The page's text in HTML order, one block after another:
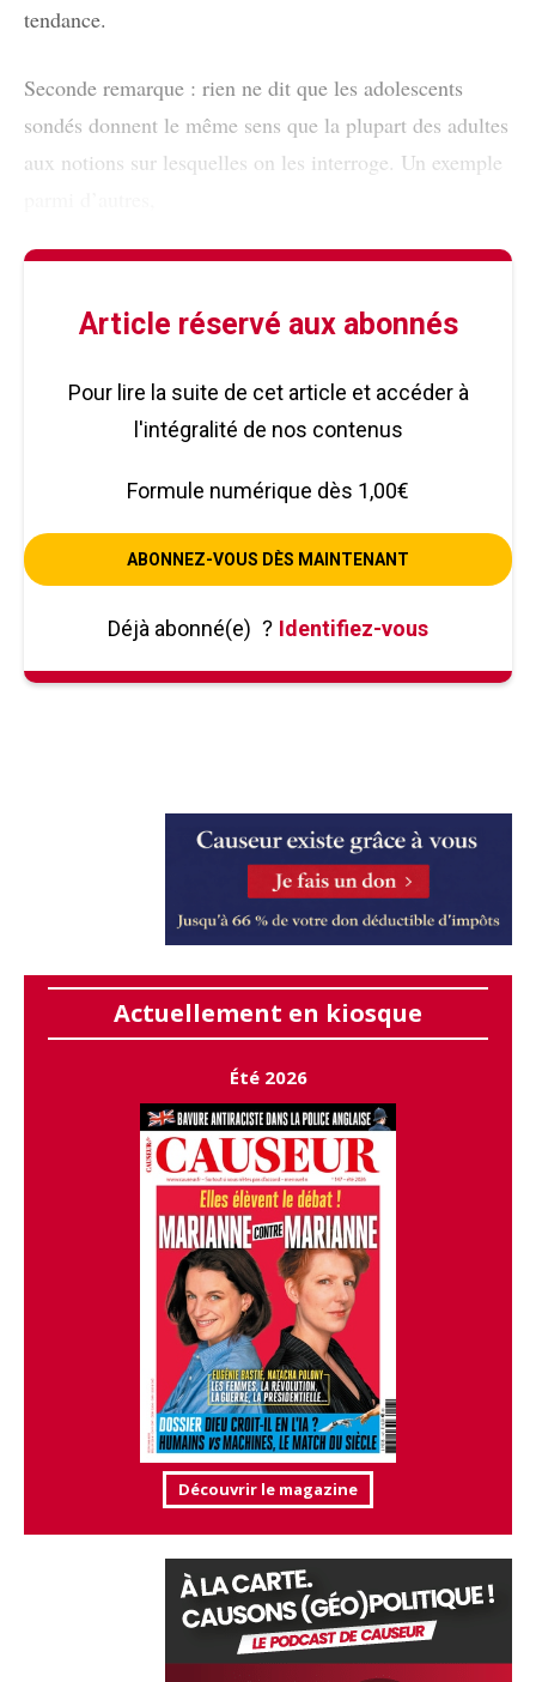
tendance.
Seconde remarque : rien ne dit que les adolescents
sondés donnent le même sens que la plupart des adultes
aux notions sur lesquelles on les interroge. Un exemple
Article réservé aux abonnés
Pour lire la suite de cet article et accéder à
l'intégralité de nos contenus
Formule numérique dès 1,00€
ABONNEZ-VOUS DÈS MAINTENANT
Déjà abonné(e) ? Identifiez-vous
Actuellement en kiosque
Été 2026
Découvrir le magazine